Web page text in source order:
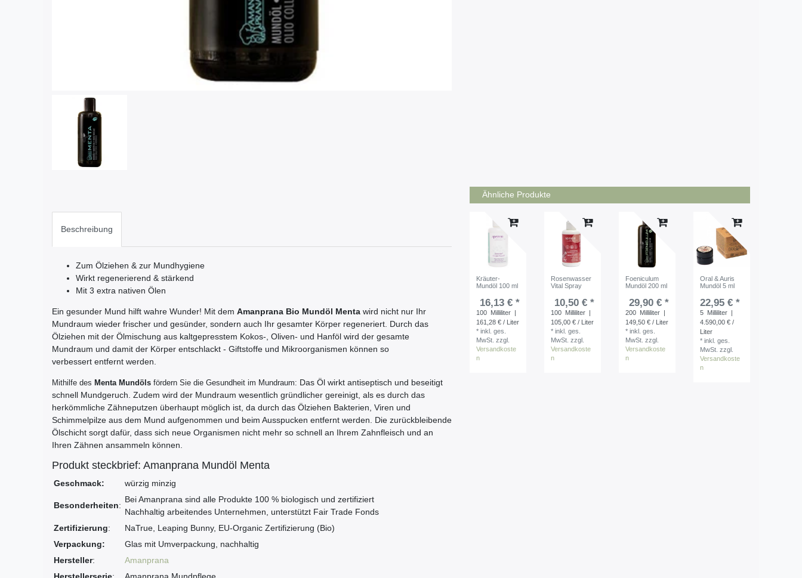
Beschreibung
Zum Ölziehen & zur Mundhygiene
Wirkt regenerierend & stärkend
Mit 3 extra nativen Ölen
Ein gesunder Mund hilft wahre Wunder! Mit dem Amanprana Bio Mundöl Menta wird nicht nur Ihr
Mundraum wieder frischer und gesünder, sondern auch Ihr gesamter Körper regeneriert. Durch das
Ölziehen mit der Ölmischung aus kaltgepresstem Kokos-, Oliven- und Hanföl wird der gesamte
Mundraum und damit der Körper entschlackt - Giftstoffe und Mikroorganismen können so
verbessert entfernt werden.
Mithilfe des Menta Mundöls fördern Sie die Gesundheit im Mundraum: Das Öl wirkt antiseptisch und beseitigt
schnell Mundgeruch. Zudem wird der Mundraum wesentlich gründlicher gereinigt, als es durch das
herkömmliche Zähneputzen überhaupt möglich ist, da durch das Ölziehen Bakterien, Viren und
Schimmelpilze aus dem Mund aufgenommen und beim Ausspucken entfernt werden. Die zurückbleibende
Ölschicht sorgt dafür, dass sich neue Organismen nicht mehr so schnell an Ihrem Zahnfleisch und an
Ihren Zähnen ansammeln können.
Produkt steckbrief: Amanprana Mundöl Menta
Geschmack: würzig minzig
Besonderheiten:
Bei Amanprana sind alle Produkte 100 % biologisch und zertifiziert
Nachhaltig arbeitendes Unternehmen, unterstützt Fair Trade Fonds
Zertifizierung:
NaTrue, Leaping Bunny, EU-Organic Zertifizierung (Bio)
Verpackung:
Glas mit Umverpackung, nachhaltig
Hersteller:
Amanprana
Ähnliche Produkte
Kräuter-
Mundöl 100 ml
16,13 € *
100 Milliliter |
161,28 € / Liter
*inkl. ges.
MwSt. zzgl.
Versandkoste
n
Rosenwasser
Vital Spray
10,50 € *
100 Milliliter |
105,00 € / Liter
*inkl. ges.
MwSt. zzgl.
Versandkoste
n
Foeniculum
Mundöl 200 ml
29,90 € *
200 Milliliter |
149,50 € / Liter
*inkl. ges.
MwSt. zzgl.
Versandkoste
n
Oral & Auris
Mundöl 5 ml
22,95 € *
5 Milliliter |
4.590,00 € /
Liter
*inkl. ges.
MwSt. zzgl.
Versandkoste
n